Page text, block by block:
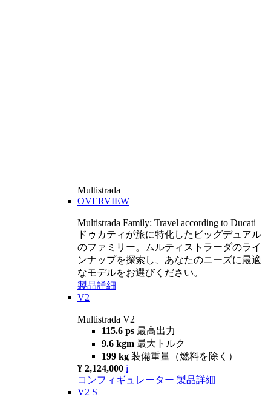
Multistrada
OVERVIEW
Multistrada Family: Travel according to Ducati
ドゥカティが旅に特化したビッグデュアル
のファミリー。ムルティストラーダのライ
ンナップを探索し、あなたのニーズに最適
なモデルをお選びください。
製品詳細
V2
Multistrada V2
115.6 ps 最高出力
9.6 kgm 最大トルク
199 kg 装備重量（燃料を除く）
¥ 2,124,000 i
コンフィギュレーター 製品詳細
V2 S